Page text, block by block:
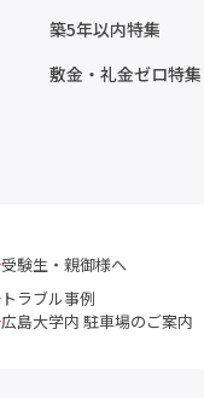
築5年以内特集
敷金・礼金ゼロ特集
受験生・親御様へ
トラブル事例
広島大学内 駐車場のご案内